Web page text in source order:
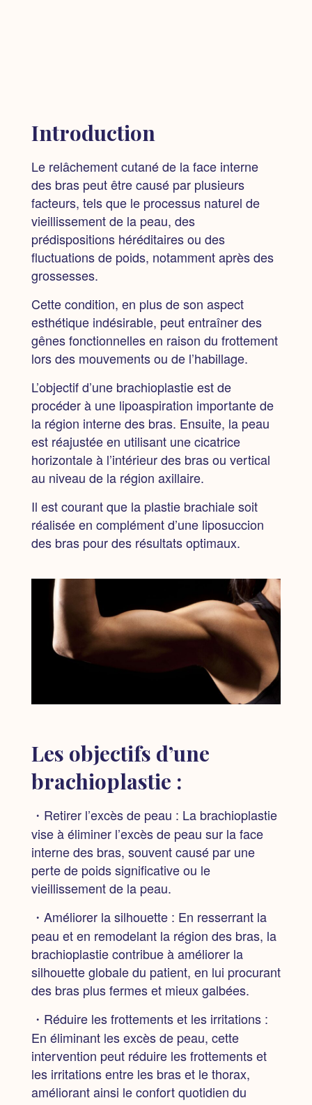
Introduction
Le relâchement cutané de la face interne
des bras peut être causé par plusieurs
facteurs, tels que le processus naturel de
vieillissement de la peau, des
prédispositions héréditaires ou des
fluctuations de poids, notamment après des
grossesses.
Cette condition, en plus de son aspect
esthétique indésirable, peut entraîner des
gênes fonctionnellesen raison du frottement
lors des mouvements ou de l’habillage.
L’objectif d’une brachioplastie est de
procéder à une lipoaspiration importante de
la région interne des bras. Ensuite, la peau
est réajustée en utilisant une cicatrice
horizontale à l’intérieur des bras ou vertical
au niveau de la région axillaire.
Il est courant que la plastie brachiale soit
réalisée en complément d’une liposuccion
des bras pour des résultats optimaux.
Les objectifs d’une
brachioplastie :
・Retirer l’excès de peau : La brachioplastie
vise à éliminer l’excès de peau sur la face
interne des bras, souvent causé par une
perte de poids significative ou le
vieillissement de la peau.
・Améliorer la silhouette : En resserrant la
peau et en remodelant la région des bras, la
brachioplastie contribue à améliorer la
silhouette globale du patient, en lui procurant
des bras plus fermes et mieux galbées.
・Réduire les frottements et les irritations :
En éliminant les excès de peau, cette
intervention peut réduire les frottements et
les irritations entre les bras et le thorax,
améliorant ainsi le confort quotidien du